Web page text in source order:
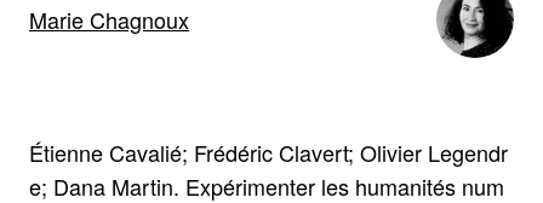
Marie Chagnoux
Étienne Cavalié; Frédéric Clavert; Olivier Legendr
e; Dana Martin. Expérimenter les humanités num